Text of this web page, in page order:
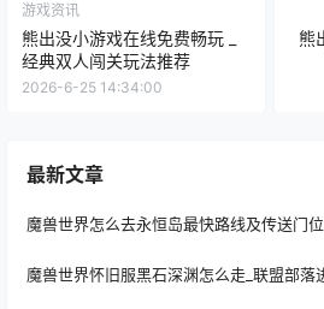
游戏资讯
熊出没小游戏在线免费畅玩 _
经典双人闯关玩法推荐
2026-6-25 14:34:00
熊
最新文章
魔兽世界怎么去永恒岛最快路线及传送门
魔兽世界怀旧服黑石深渊怎么走_联盟部落